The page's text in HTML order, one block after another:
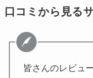
口コミから見る
皆さんのレビュ